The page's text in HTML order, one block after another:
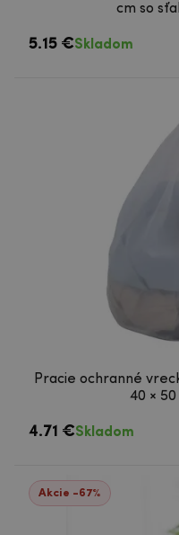
cm so
5.15 €Skladom
Pracie ochranné
40 ×
4.71 €Skladom
Akcie -67%